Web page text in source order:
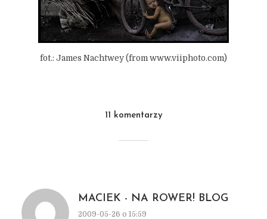
fot.: James Nachtwey (from www.viiphoto.com)
11 komentarzy
MACIEK - NA ROWER! BLOG
2009-05-26 o 15:59